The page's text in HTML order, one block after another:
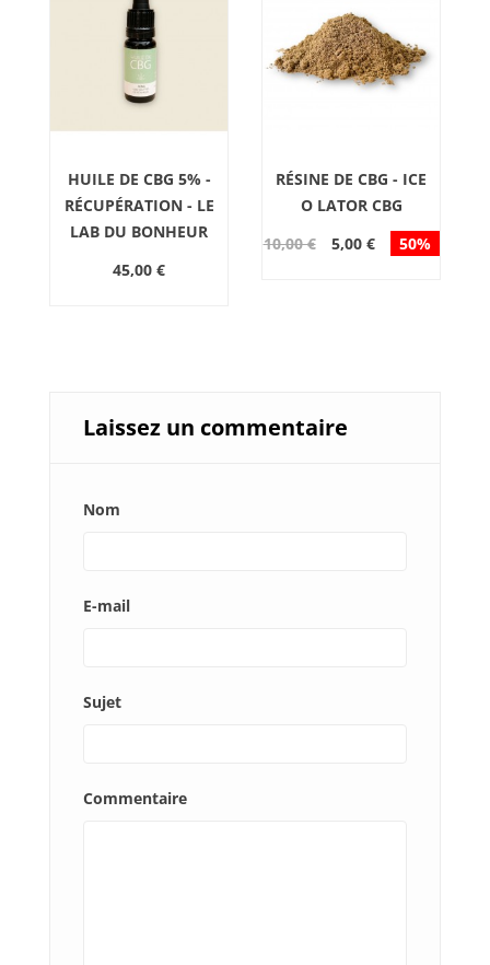
HUILE DE CBG 5% -
RÉCUPÉRATION - LE
LAB DU BONHEUR
45,00 €
RÉSINE DE CBG - ICE
O LATOR CBG
10,00 €
5,00 € 50%
Laissez un commentaire
Nom
E-mail
Sujet
Commentaire